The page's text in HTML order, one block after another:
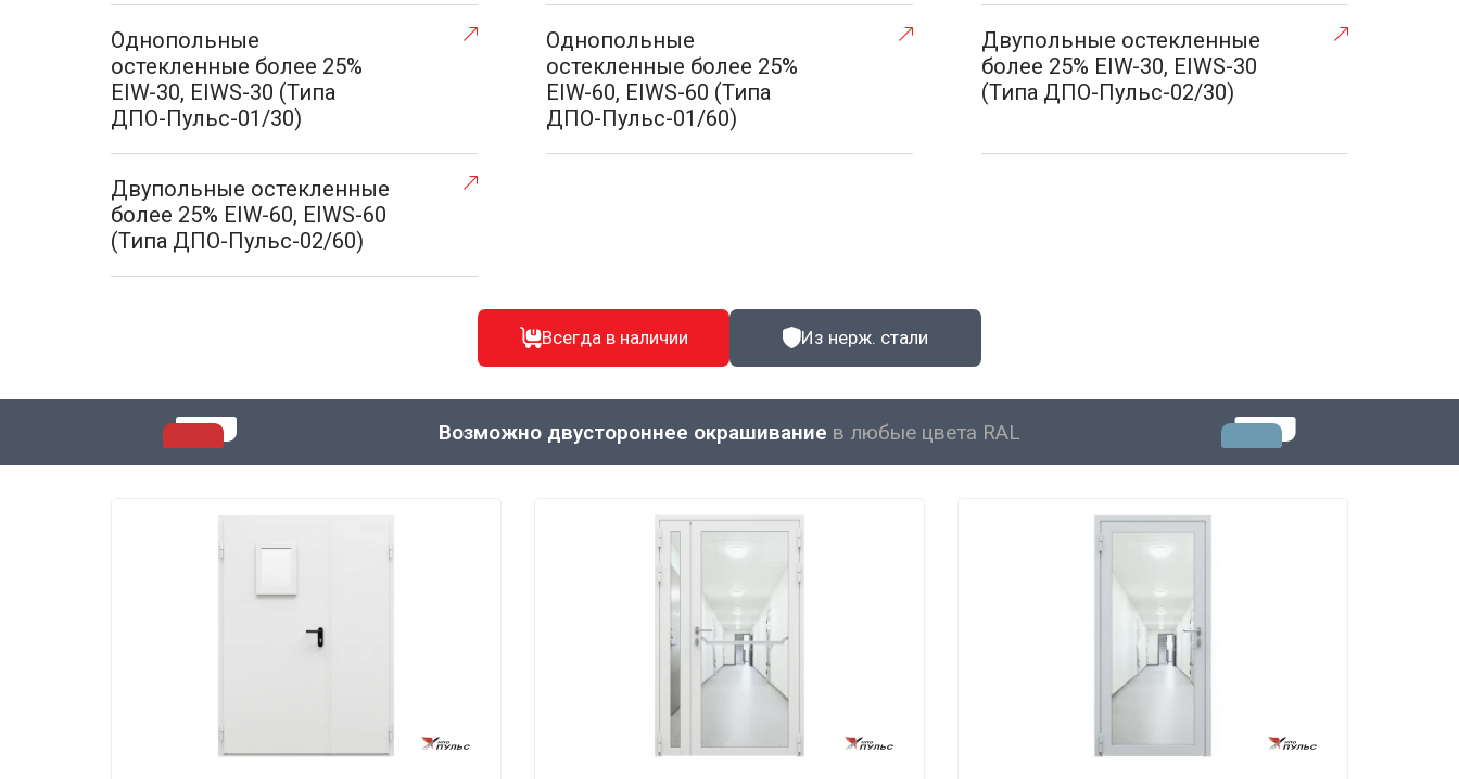
Однопольные
остекленные более 25%
EIW-30, EIWS-30 (Типа
ДПО-Пульс-01/30)
Однопольные
остекленные более 25%
EIW-60, EIWS-60 (Типа
ДПО-Пульс-01/60)
Двупольные остекленные
более 25% EIW-30, EIWS-30
(Типа ДПО-Пульс-02/30)
Двупольные остекленные
более 25% EIW-60, EIWS-60
(Типа ДПО-Пульс-02/60)
Всегда в наличии Из нерж. стали
Возможно двустороннее окрашивание в любые цвета RAL